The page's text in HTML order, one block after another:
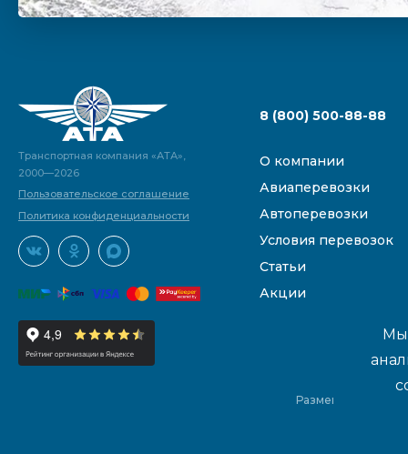
Транспортная компания «АТА»,
2000—2026
Пользовательское соглашение
Политика конфиденциальности
8 (800) 500-88-88
О компании
Авиаперевозки
Автоперевозки
Условия перевозок
Статьи
Акции
Размещенные на
Мы